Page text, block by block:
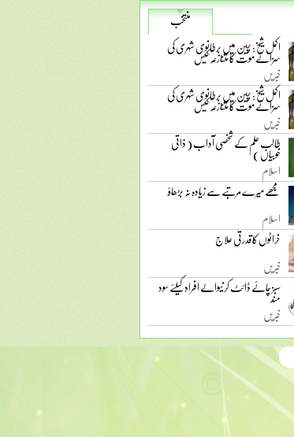
منتخب
اکمل شیخ: چین میں برطانوی شہری کی
سزائے موت کا متنازعہ کیس
خبریں
اکمل شیخ: چین میں برطانوی شہری کی
سزائے موت کا متنازعہ کیس
خبریں
طالب علم کے شخصی آداب ( ذاتی
خوبیاں )
اسلام
مجھے میرے مرتبے سے زیادہ نہ بڑھاؤ
اسلام
خراٹوں کا قدرتی علاج
خبریں
سبز چائے ڈائٹ کرنیوالے افراد کیلئے سود
مند
خبریں